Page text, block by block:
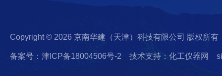
Copyright © 2026 京南华建（天津）科技有限公司 版权所有
备案号：津ICP备18004506号-2 技术支持：化工仪器网